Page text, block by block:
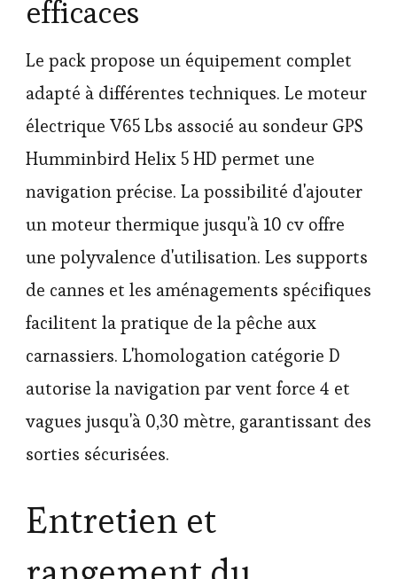
efficaces
Le pack propose un équipement complet
adapté à différentes techniques. Le moteur
électrique V65 Lbs associé au sondeur GPS
Humminbird Helix 5 HD permet une
navigation précise. La possibilité d'ajouter
un moteur thermique jusqu'à 10 cv offre
une polyvalence d'utilisation. Les supports
de cannes et les aménagements spécifiques
facilitent la pratique de la pêche aux
carnassiers. L'homologation catégorie D
autorise la navigation par vent force 4 et
vagues jusqu'à 0,30 mètre, garantissant des
sorties sécurisées.
Entretien et